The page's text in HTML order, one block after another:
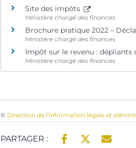
Site des impôts
Ministère chargé des finances
Brochure pratique 2022 –
Ministère chargé des finances
Impôt sur le revenu : dépliants
Ministère chargé des finances
© Direction de l’information légale et
PARTAGER :